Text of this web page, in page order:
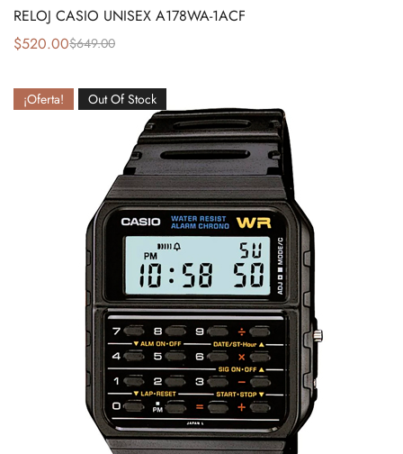
RELOJ CASIO UNISEX A178WA-1ACF
$649.00
$520.00
¡Oferta! Out Of Stock